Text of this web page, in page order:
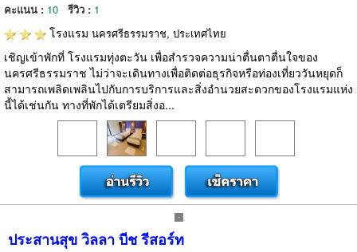
คะแนน : 10 รีวิว : 1
โรงแรม นครศรีธรรมราช, ประเทศไทย
เชิญเข้าพักที่ โรงแรมทุ่งตะวัน เพื่อสำรวจความน่าตื่นตาตื่นใจของ
นครศรีธรรมราช ไม่ว่าจะเดินทางเพื่อติดต่อธุรกิจหรือท่องเที่ยววันหยุดก็
สามารถเพลิดเพลินไปกับการบริการและสิ่งอำนวยสะดวกของโรงแรมแห่ง
นี้ได้เช่นกัน ทางที่พักได้เตรียมสิ่งอ...
ประสานสุข วิลลา บีช รีสอร์ท